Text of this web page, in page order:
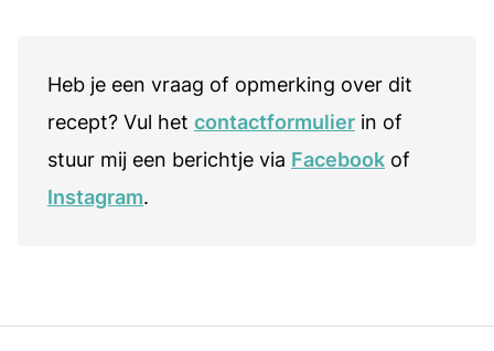
Heb je een vraag of opmerking over dit
recept? Vul het contactformulier in of
stuur mij een berichtje via Facebook of
Instagram.